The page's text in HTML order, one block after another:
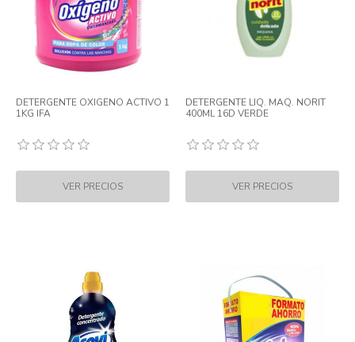
DETERGENTE OXIGENO ACTIVO 1
1KG IFA
DETERGENTE LIQ. MAQ. NORIT
400ML 16D VERDE